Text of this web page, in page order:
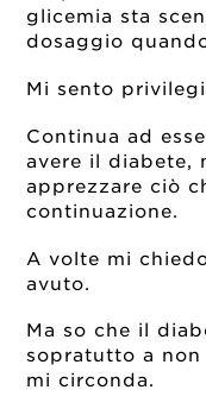
glicemia sta
dosaggio
Mi sento
Continua ad
avere il diabete,
apprezzare ciò
continuazione.
A volte mi
avuto.
Ma so che il
sopratutto a
mi circonda.